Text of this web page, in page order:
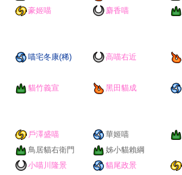
豪姬喵 麝香喵
喵宅冬康(稀) 高喵右近
貓竹義宣 黑田貓成
戶澤盛喵 華姬喵
鳥居貓右衛門
姊小貓賴綱
小喵川隆景 貓尾政景